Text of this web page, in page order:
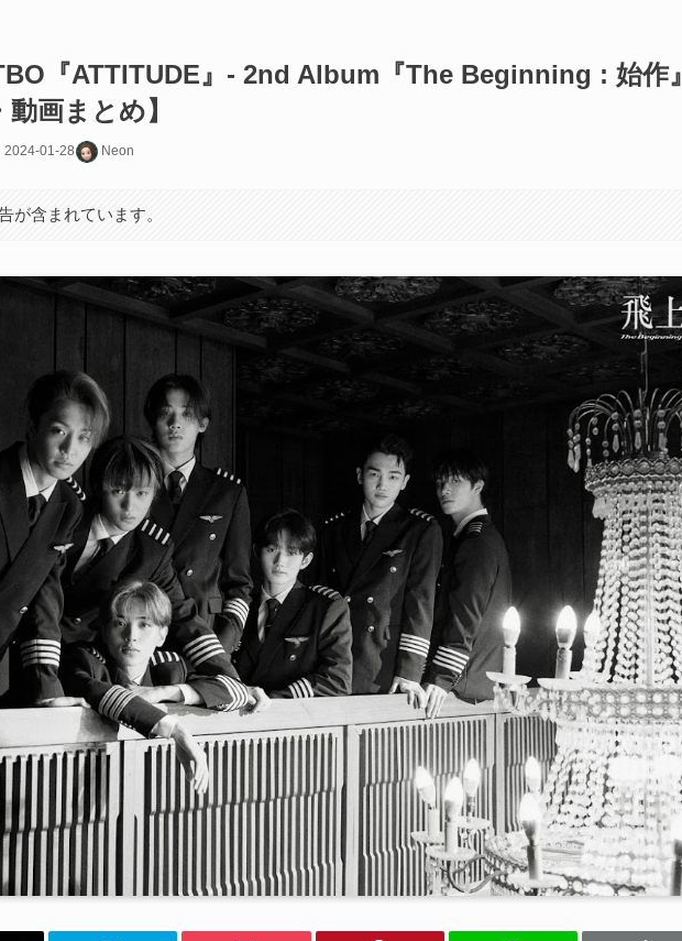
『ATTITUDE』- 2nd Album『The Beginning : 始作』
画まとめ】
2024-01-28 Neon
が含まれています。